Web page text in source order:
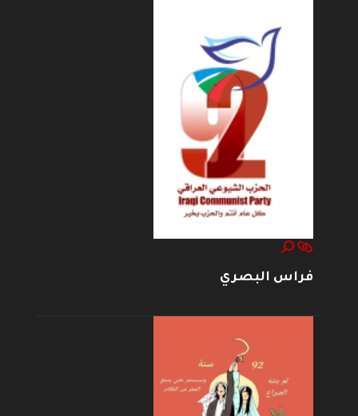
فراس البصري